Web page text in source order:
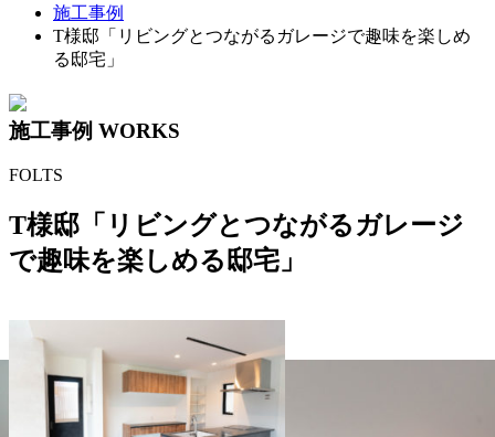
施工事例
T様邸「リビングとつながるガレージで趣味を楽しめ
る邸宅」
施工事例 WORKS
FOLTS
T様邸「リビングとつながるガレージ
で趣味を楽しめる邸宅」